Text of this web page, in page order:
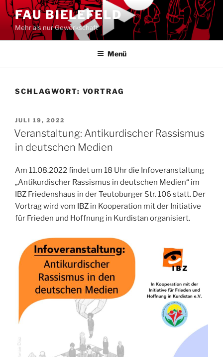
Zum
Inhalt
springen
FAU BIELEFELD
Mehr als nur Gewerkschaft
Menü
SCHLAGWORT: VORTRAG
VERÖFFENTLICHT
AM
JULI 19, 2022
Veranstaltung: Antikurdischer Rassismus
in deutschen Medien
Am 11.08.2022 findet um 18 Uhr die Infoveranstaltung
„Antikurdischer Rassismus in deutschen Medien“ im
IBZ Friedenshaus in der Teutoburger Str. 106 statt. Der
Vortrag wird vom IBZ in Kooperation mit der Initiative
für Frieden und Hoffnung in Kurdistan organisiert.